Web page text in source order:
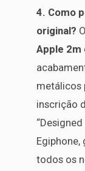
4. Como
original? O
Apple 2m
metálicos
inscrição
todos os